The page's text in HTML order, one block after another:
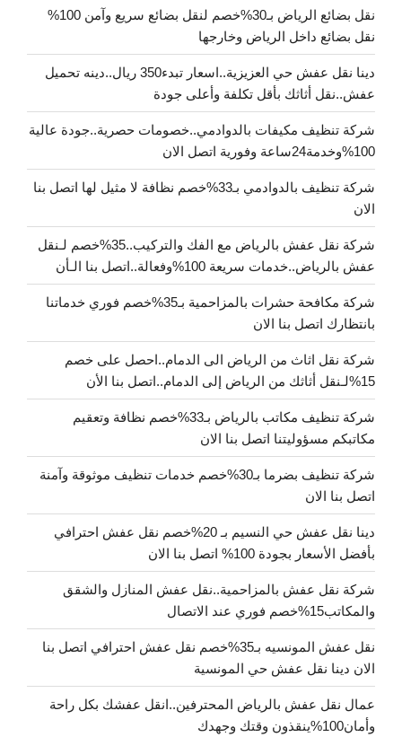
نقل بضائع الرياض بـ30%خصم لنقل بضائع سريع وآمن 100%
نقل بضائع داخل الرياض وخارجها
دينا نقل عفش حي العزيزية..اسعار تبدء350 ريال..دينه تحميل
عفش..نقل أثاثك بأقل تكلفة وأعلى جودة
شركة تنظيف مكيفات بالدوادمي..خصومات حصرية..جودة عالية
100%وخدمة24ساعة وفورية اتصل الان
شركة تنظيف بالدوادمي بـ33%خصم نظافة لا مثيل لها اتصل بنا
الان
شركة نقل عفش بالرياض مع الفك والتركيب..35%خصم لـنقل
عفش بالرياض..خدمات سريعة 100%وفعالة..اتصل بنا الـأن
شركة مكافحة حشرات بالمزاحمية بـ35%خصم فوري خدماتنا
بانتظارك اتصل بنا الان
شركة نقل اثاث من الرياض الى الدمام..احصل على خصم
15%لـنقل أثاثك من الرياض إلى الدمام..اتصل بنا الأن
شركة تنظيف مكاتب بالرياض بـ33%خصم نظافة وتعقيم
مكاتبكم مسؤوليتنا اتصل بنا الان
شركة تنظيف بضرما بـ30%خصم خدمات تنظيف موثوقة وآمنة
اتصل بنا الان
دينا نقل عفش حي النسيم بـ 20%خصم نقل عفش احترافي
بأفضل الأسعار بجودة 100% اتصل بنا الان
شركة نقل عفش بالمزاحمية..نقل عفش المنازل والشقق
والمكاتب15%خصم فوري عند الاتصال
نقل عفش المونسيه بـ35%خصم نقل عفش احترافي اتصل بنا
الان دينا نقل عفش حي المونسية
عمال نقل عفش بالرياض المحترفين..انقل عفشك بكل راحة
وأمان100%ينقذون وقتك وجهدك